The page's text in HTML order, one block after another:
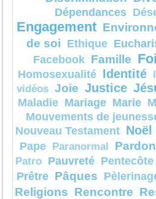
Dépendances
Engagement
de soi Ethique
Facebook Famille
Homosexualité Identité
vidéos Joie Justice
Maladie Mariage Marie
Mouvements de
Nouveau Testament Noël
Pape Paranormal Pardon
Patro Pauvreté Pentecôte
Prêtre Pâques
Religions Rencontre